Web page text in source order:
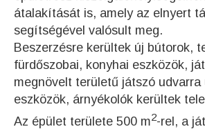
átalakítását is, amely az elnyert
segítségével valósult meg.
Beszerzésre kerültek új bútorok,
fürdőszobai, konyhai eszközök,
megnövelt területű játszó udvarra
eszközök, árnyékolók kerültek
Az épület területe 500 m2-rel, a